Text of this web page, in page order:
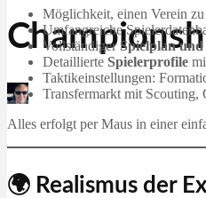
Martin Jørgensen
Möglichkeit, einen Verein
Umfangreiche
VollständigerSpielplan
Detaillierte Spielerprofile
Taktikeinstellungen:
Transfermarkt mit Scouting,
Alles erfolgt per Maus in einer
🌍 Realismus der